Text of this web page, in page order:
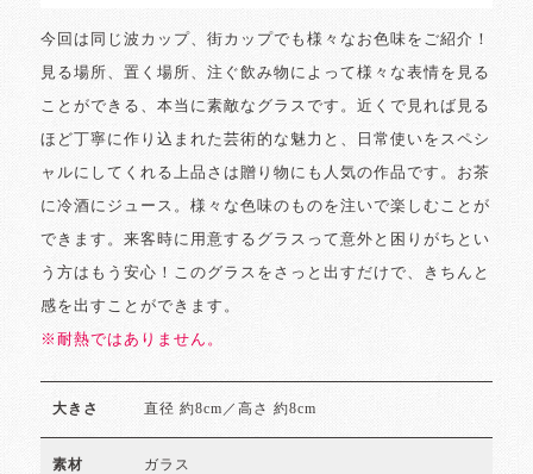
今回は同じ波カップ、街カップでも様々なお色味をご紹介！
見る場所、置く場所、注ぐ飲み物によって様々な表情を見る
ことができる、本当に素敵なグラスです。近くで見れば見る
ほど丁寧に作り込まれた芸術的な魅力と、日常使いをスペシ
ャルにしてくれる上品さは贈り物にも人気の作品です。お茶
に冷酒にジュース。様々な色味のものを注いで楽しむことが
できます。来客時に用意するグラスって意外と困りがちとい
う方はもう安心！このグラスをさっと出すだけで、きちんと
感を出すことができます。
※耐熱ではありません。
大きさ 直径 約8cm／高さ 約8cm
素材 ガラス